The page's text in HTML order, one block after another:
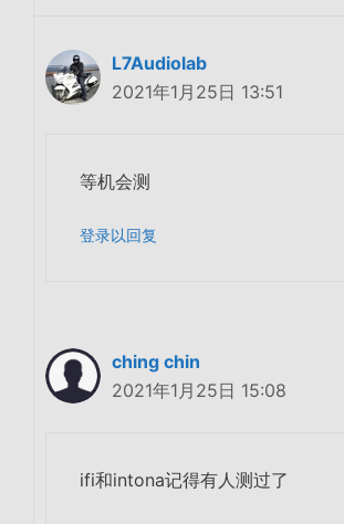
L7Audiolab
2021年1月25日 13:51
等机会测
登录以回复
ching chin
2021年1月25日 15:08
ifi和intona记得有人测过了